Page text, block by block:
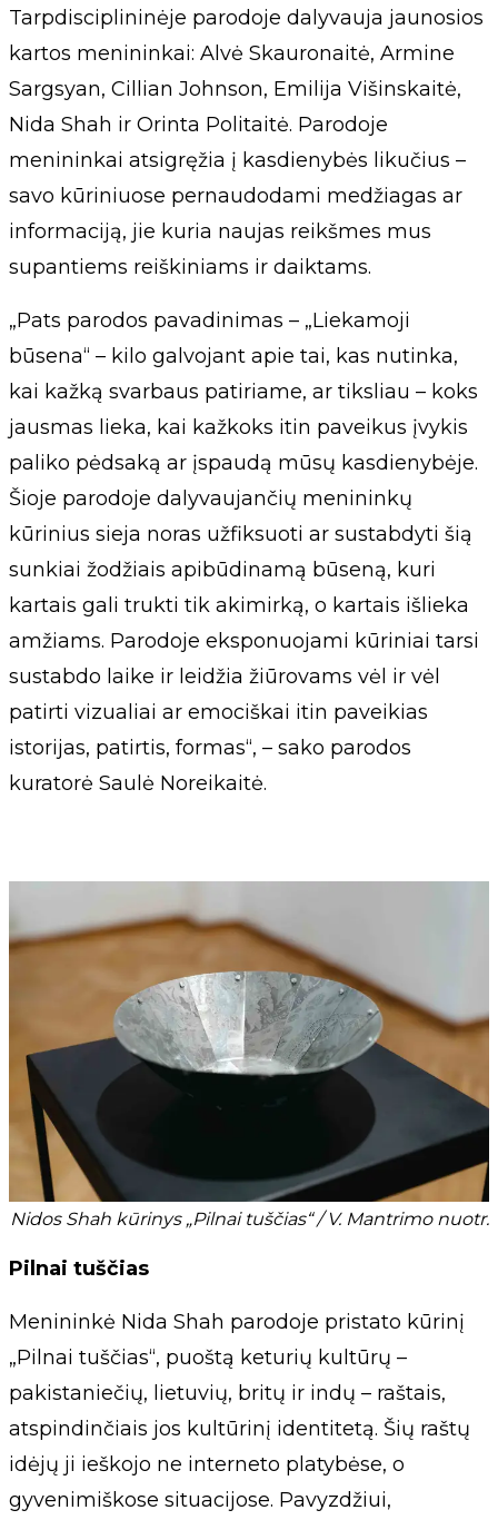
Tarpdisciplininėje parodoje dalyvauja jaunosios
kartos menininkai: Alvė Skauronaitė, Armine
Sargsyan, Cillian Johnson, Emilija Višinskaitė,
Nida Shah ir Orinta Politaitė. Parodoje
menininkai atsigręžia į kasdienybės likučius –
savo kūriniuose pernaudodami medžiagas ar
informaciją, jie kuria naujas reikšmes mus
supantiems reiškiniams ir daiktams.
„Pats parodos pavadinimas – „Liekamoji
būsena“ – kilo galvojant apie tai, kas nutinka,
kai kažką svarbaus patiriame, ar tiksliau – koks
jausmas lieka, kai kažkoks itin paveikus įvykis
paliko pėdsaką ar įspaudą mūsų kasdienybėje.
Šioje parodoje dalyvaujančių menininkų
kūrinius sieja noras užfiksuoti ar sustabdyti šią
sunkiai žodžiais apibūdinamą būseną, kuri
kartais gali trukti tik akimirką, o kartais išlieka
amžiams. Parodoje eksponuojami kūriniai tarsi
sustabdo laike ir leidžia žiūrovams vėl ir vėl
patirti vizualiai ar emociškai itin paveikias
istorijas, patirtis, formas“, – sako parodos
kuratorė Saulė Noreikaitė.
Nidos Shah kūrinys „Pilnai tuščias“ / V. Mantrimo nuotr.
Pilnai tuščias
Menininkė Nida Shah parodoje pristato kūrinį
„Pilnai tuščias“, puoštą keturių kultūrų –
pakistaniečių, lietuvių, britų ir indų – raštais,
atspindinčiais jos kultūrinį identitetą. Šių raštų
idėjų ji ieškojo ne interneto platybėse, o
gyvenimiškose situacijose. Pavyzdžiui,